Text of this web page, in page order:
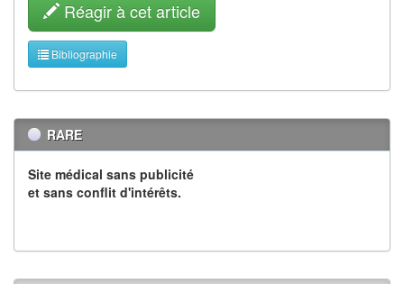
Réagir à cet article
Bibliographie
RARE
Site médical sans publicité
et sans conflit d'intérêts.